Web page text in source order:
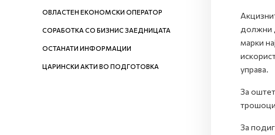
ОВЛАСТЕН ЕКОНОМСКИ ОПЕРАТОР
СОРАБОТКА СО БИЗНИС ЗАЕДНИЦАТА
ОСТАНАТИ ИНФОРМАЦИИ
ЦАРИНСКИ АКТИ ВО ПОДГОТОВКА
должни
марки
управа.
За
За